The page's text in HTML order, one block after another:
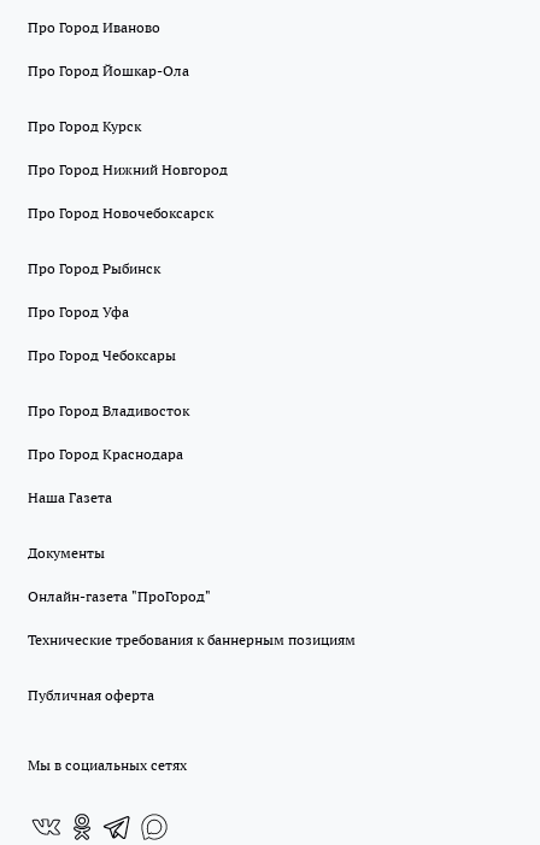
Про Город Иваново
Про Город Йошкар-Ола
Про Город Курск
Про Город Нижний Новгород
Про Город Новочебоксарск
Про Город Рыбинск
Про Город Уфа
Про Город Чебоксары
Про Город Владивосток
Про Город Краснодара
Наша Газета
Документы
Онлайн-газета "ПроГород"
Технические требования к баннерным позициям
Публичная оферта
Мы в социальных сетях